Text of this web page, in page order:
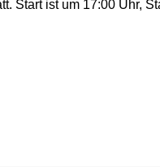
Start ist um 17:00 Uhr,